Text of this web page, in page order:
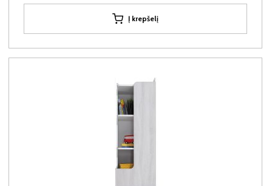
Į krepšelį